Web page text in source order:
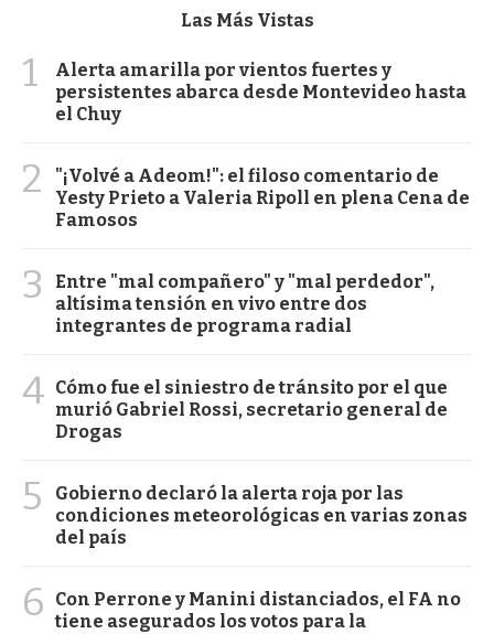
Las Más Vistas
1
Alerta amarilla por vientos fuertes y
persistentes abarca desde Montevideo hasta
el Chuy
2
"¡Volvé a Adeom!": el filoso comentario de
Yesty Prieto a Valeria Ripoll en plena Cena de
Famosos
3
Entre "mal compañero" y "mal perdedor",
altísima tensión en vivo entre dos
integrantes de programa radial
4 Cómo fue el siniestro de tránsito por el que
murió Gabriel Rossi, secretario general de
Drogas
5
Gobierno declaró la alerta roja por las
condiciones meteorológicas en varias zonas
del país
6
Con Perrone y Manini distanciados, el FA no
tiene asegurados los votos para la